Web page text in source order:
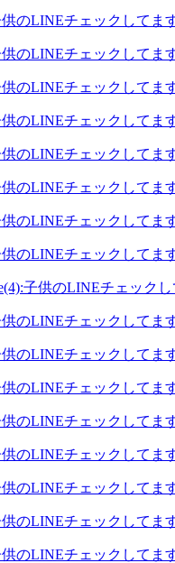
供のLINEチェックしてま
供のLINEチェックしてま
供のLINEチェックしてま
供のLINEチェックしてま
供のLINEチェックしてま
供のLINEチェックしてま
供のLINEチェックしてま
供のLINEチェックしてま
子供のLINEチェック
供のLINEチェックしてま
供のLINEチェックしてま
供のLINEチェックしてま
供のLINEチェックしてま
供のLINEチェックしてま
供のLINEチェックしてま
供のLINEチェックしてま
供のLINEチェックしてま